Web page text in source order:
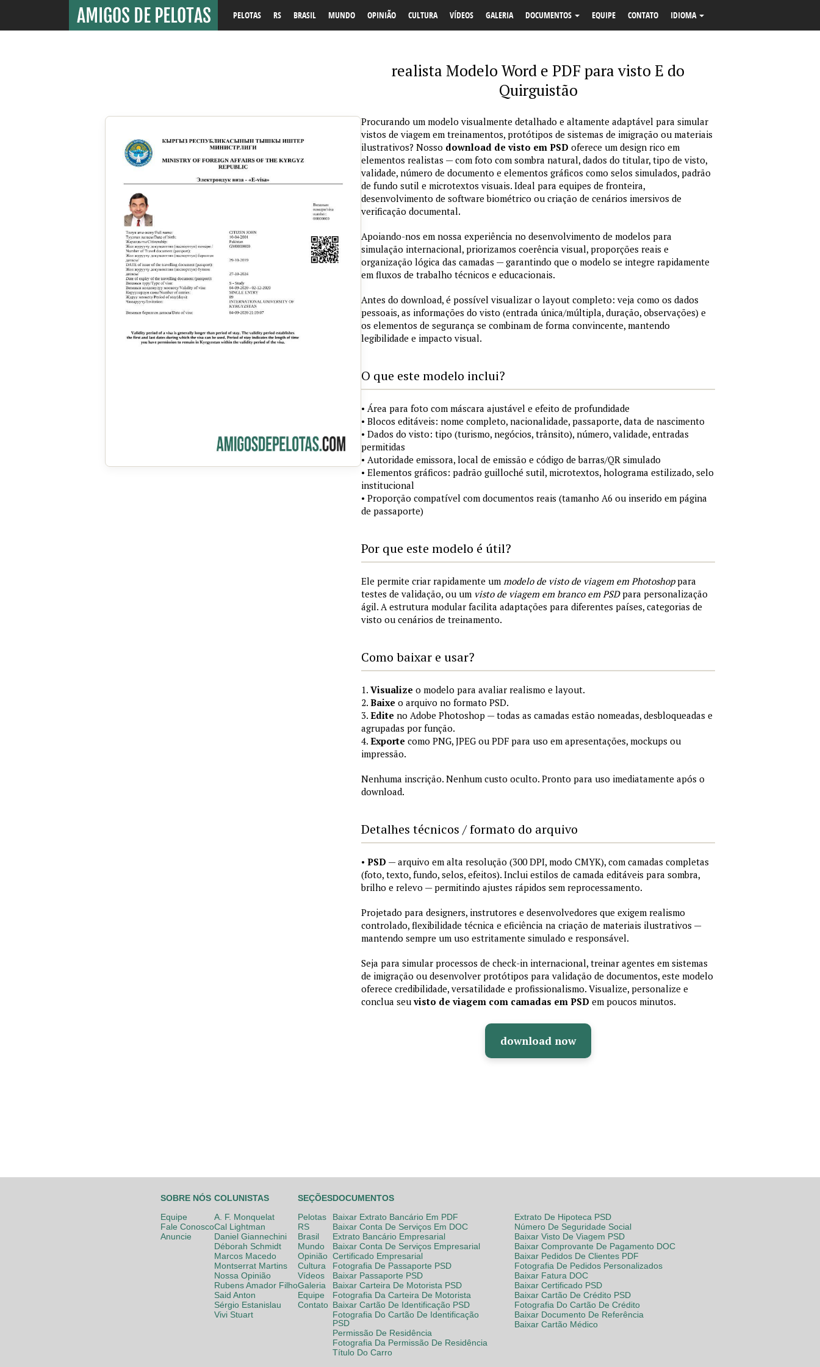
PELOTAS RS BRASIL MUNDO OPINIÃO CULTURA VÍDEOS GALERIA DOCUMENTOS EQUIPE CONTATO IDIOMA
realista Modelo Word e PDF para visto E do
Quirguistão
Procurando um modelo visualmente detalhado e altamente adaptável para simular
vistos de viagem em treinamentos, protótipos de sistemas de imigração ou materiais
ilustrativos? Nosso download de visto em PSD oferece um design rico em
elementos realistas — com foto com sombra natural, dados do titular, tipo de visto,
validade, número de documento e elementos gráficos como selos simulados, padrão
de fundo sutil e microtextos visuais. Ideal para equipes de fronteira,
desenvolvimento de software biométrico ou criação de cenários imersivos de
verificação documental.
Apoiando-nos em nossa experiência no desenvolvimento de modelos para
simulação internacional, priorizamos coerência visual, proporções reais e
organização lógica das camadas — garantindo que o modelo se integre rapidamente
em fluxos de trabalho técnicos e educacionais.
Antes do download, é possível visualizar o layout completo: veja como os dados
pessoais, as informações do visto (entrada única/múltipla, duração, observações) e
os elementos de segurança se combinam de forma convincente, mantendo
legibilidade e impacto visual.
O que este modelo inclui?
• Área para foto com máscara ajustável e efeito de profundidade
• Blocos editáveis: nome completo, nacionalidade, passaporte, data de nascimento
• Dados do visto: tipo (turismo, negócios, trânsito), número, validade, entradas
permitidas
• Autoridade emissora, local de emissão e código de barras/QR simulado
• Elementos gráficos: padrão guilloché sutil, microtextos, holograma estilizado, selo
institucional
• Proporção compatível com documentos reais (tamanho A6 ou inserido em página
de passaporte)
Por que este modelo é útil?
Ele permite criar rapidamente um modelo de visto de viagem em Photoshoppara
testes de validação, ou um visto de viagem em branco em PSDpara personalização
ágil. A estrutura modular facilita adaptações para diferentes países, categorias de
visto ou cenários de treinamento.
Como baixar e usar?
1. Visualize o modelo para avaliar realismo e layout.
2. Baixe o arquivo no formato PSD.
3. Edite no Adobe Photoshop — todas as camadas estão nomeadas, desbloqueadas e
agrupadas por função.
4. Exporte como PNG, JPEG ou PDF para uso em apresentações, mockups ou
impressão.
Nenhuma inscrição. Nenhum custo oculto. Pronto para uso imediatamente após o
download.
Detalhes técnicos / formato do arquivo
• PSD — arquivo em alta resolução (300 DPI, modo CMYK), com camadas completas
(foto, texto, fundo, selos, efeitos). Inclui estilos de camada editáveis para sombra,
brilho e relevo — permitindo ajustes rápidos sem reprocessamento.
Projetado para designers, instrutores e desenvolvedores que exigem realismo
controlado, flexibilidade técnica e eficiência na criação de materiais ilustrativos —
mantendo sempre um uso estritamente simulado e responsável.
Seja para simular processos de check-in internacional, treinar agentes em sistemas
de imigração ou desenvolver protótipos para validação de documentos, este modelo
oferece credibilidade, versatilidade e profissionalismo. Visualize, personalize e
conclua seuvisto de viagem com camadas em PSD em poucos minutos.
download now
SOBRE NÓS
Equipe
Fale Conosco
Anuncie
COLUNISTAS
A. F. Monquelat
Cal Lightman
Daniel Giannechini
Déborah Schmidt
Marcos Macedo
Montserrat Martins
Nossa Opinião
Rubens Amador Filho
Said Anton
Sérgio Estanislau
Vivi Stuart
SEÇÕES
Pelotas
RS
Brasil
Mundo
Opinião
Cultura
Vídeos
Galeria
Equipe
Contato
DOCUMENTOS
Baixar Extrato Bancário Em PDF
Baixar Conta De Serviços Em DOC
Extrato Bancário Empresarial
Baixar Conta De Serviços Empresarial
Certificado Empresarial
Fotografia De Passaporte PSD
Baixar Passaporte PSD
Baixar Carteira De Motorista PSD
Fotografia Da Carteira De Motorista
Baixar Cartão De Identificação PSD
Fotografia Do Cartão De Identificação
PSD
Permissão De Residência
Fotografia Da Permissão De Residência
Título Do Carro
Extrato De Hipoteca PSD
Número De Seguridade Social
Baixar Visto De Viagem PSD
Baixar Comprovante De Pagamento DOC
Baixar Pedidos De Clientes PDF
Fotografia De Pedidos Personalizados
Baixar Fatura DOC
Baixar Certificado PSD
Baixar Cartão De Crédito PSD
Fotografia Do Cartão De Crédito
Baixar Documento De Referência
Baixar Cartão Médico